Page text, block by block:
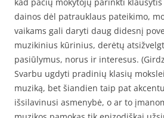
dainos dėl patrauklaus pateikimo,
vaikams gali daryti daug didesnį
muzikinius kūrinius, derėtų
pasiūlymus, norus ir interesus.
Svarbu ugdyti pradinių klasių
muziką, bet šiandien taip pat
išsilavinusi asmenybė, o ar to